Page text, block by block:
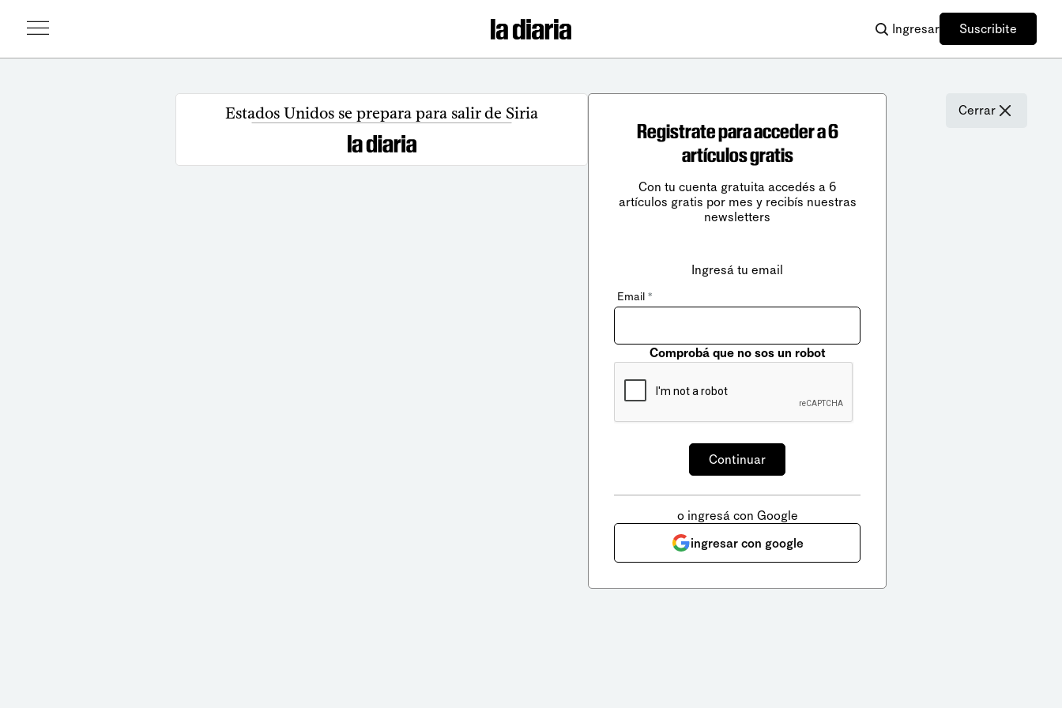
Ingresar Suscribite
Estados Unidos se prepara para salir de Siria Cerrar
Registrate para acceder a 6
artículos gratis
Con tu cuenta gratuita accedés a 6
artículos gratis por mes y recibís nuestras
newsletters
Ingresá tu email
Email *
Comprobá que no sos un robot
o ingresá con Google
ingresar con google